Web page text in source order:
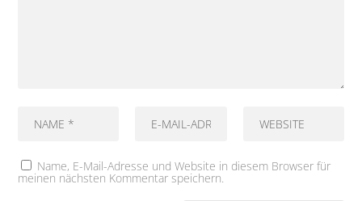
Name, E-Mail-Adresse und Website in diesem Browser für
meinen nächsten Kommentar speichern.